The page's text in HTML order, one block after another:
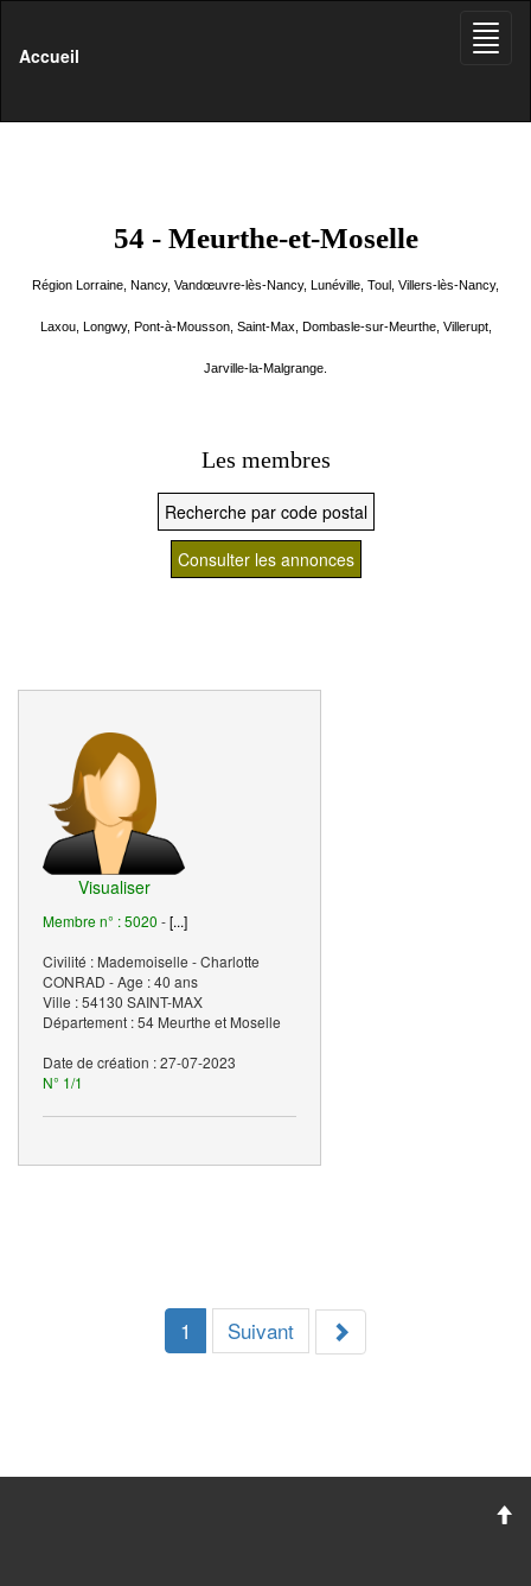
Toggle
Accueil
54 - Meurthe-et-Moselle
Région Lorraine, Nancy, Vandœuvre-lès-Nancy, Lunéville, Toul, Villers-lès-Nancy,
Laxou, Longwy, Pont-à-Mousson, Saint-Max, Dombasle-sur-Meurthe, Villerupt,
Jarville-la-Malgrange.
Les membres
Recherche par code postal
Consulter les annonces
Visualiser
Membre n° : 5020 -[...]
Civilité : Mademoiselle - Charlotte
CONRAD - Age : 40 ans
Ville : 54130 SAINT-MAX
Département : 54 Meurthe et Moselle
Date de création : 27-07-2023
N° 1/1
1 Suivant